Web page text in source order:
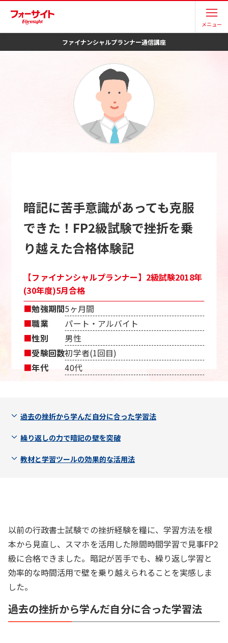
メニュー
ファイナンシャルプランナー通信講座
暗記に苦手意識があっても克服
できた！FP2級試験で挫折を乗
り越えた合格体験記
【ファイナンシャルプランナー】2級試験2018年
(30年度)5月合格
■勉強期間5ヶ月間
■職業
パート・アルバイト
■性別
男性
■受験回数初学者(1回目)
■年代 40代
過去の挫折から学んだ自分に合った学習法
繰り返しの力で暗記の壁を突破
教材と学習ツールの効果的な活用法
以前の行政書士試験での挫折経験を糧に、学習方法を根
本から見直し、スマホを活用した隙間時間学習で見事FP2
級に合格できました。暗記が苦手でも、繰り返し学習と
効率的な時間活用で壁を乗り越えられることを実感しま
した。
過去の挫折から学んだ自分に合った学習法